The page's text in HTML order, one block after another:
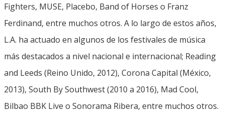
Fighters, MUSE, Placebo, Band of Horses o Franz
Ferdinand, entre muchos otros. A lo largo de estos años,
L.A. ha actuado en algunos de los festivales de música
más destacados a nivel nacional e internacional; Reading
and Leeds (Reino Unido, 2012), Corona Capital (México,
2013), South By Southwest (2010 a 2016), Mad Cool,
Bilbao BBK Live o Sonorama Ribera, entre muchos otros.